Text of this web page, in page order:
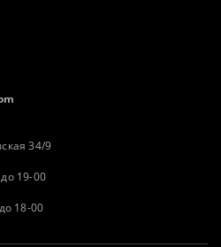
34/9
19-00
18-00